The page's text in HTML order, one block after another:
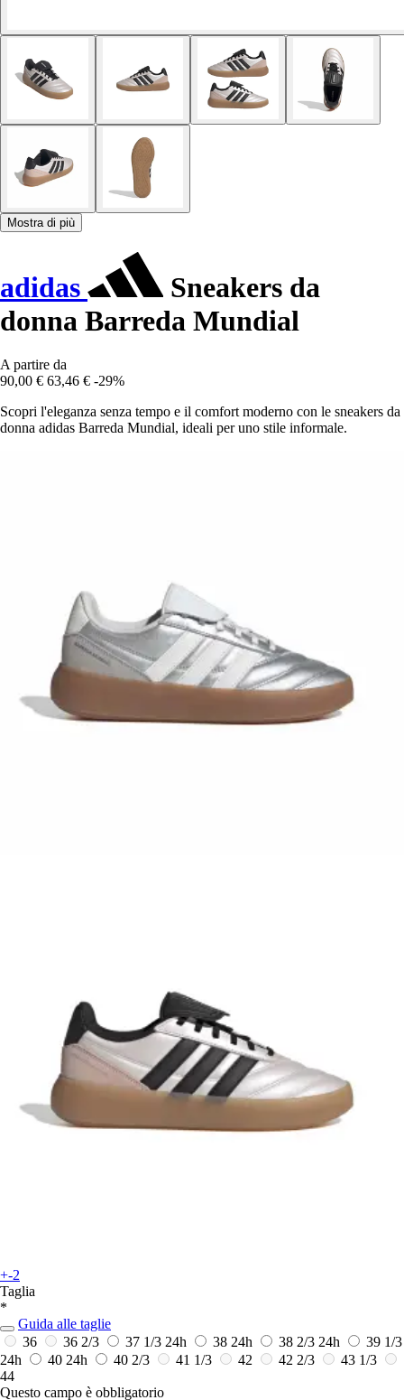
Mostra di più
adidas
Sneakers da
donna Barreda Mundial
A partire da
90,00 € 63,46 € -29%
Scopri l'eleganza senza tempo e il comfort moderno con le sneakers da
donna adidas Barreda Mundial, ideali per uno stile informale.
+-2
Taglia
*
Guida alle taglie
36
36 2/3 37 1/3 24h 38 24h 38 2/3 24h
39 1/3
24h
40 24h 40 2/3 41 1/3 42 42 2/3
43 1/3
44
Questo campo è obbligatorio